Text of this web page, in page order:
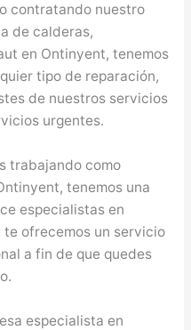
contratando nuestro
de calderas,
en Ontinyent, tenemos
tipo de reparación,
de nuestros servicios
urgentes.
trabajando como
tenemos una
especialistas en
ofrecemos un servicio
a fin de que quedes
especialista en